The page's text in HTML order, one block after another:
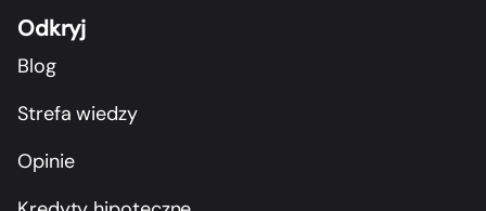
Odkryj
Blog
Strefa wiedzy
Opinie